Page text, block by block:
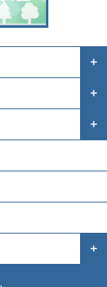
＋
＋
＋
＋